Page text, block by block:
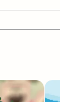
架設網頁製作
廣告操作 SEO